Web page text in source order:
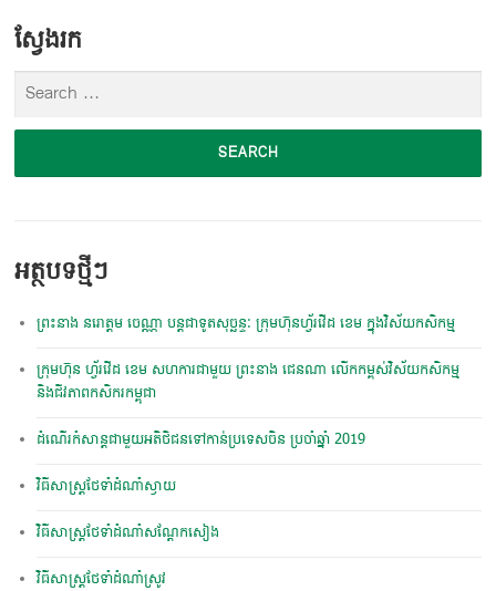
ស្វែងរក
Search for:
អត្ថបទថ្មីៗ
ព្រះនាង នរោត្តម ចេណ្ណា បន្តជាទូតសុច្ឆន្ទៈ ក្រុមហ៊ុនហ្វ័រវើដ ខេម ក្នុងវិស័យកសិកម្ម
ក្រុមហ៊ុន ហ្វ័​រ​វើ​ដ ខេ​ម សហការ​ជាមួយ ព្រះ​នាង ជេន​ណា លើកកម្ពស់​វិស័យ​កសិកម្ម
និង​ជីវភាពកសិករ​កម្ពុជា
ដំណើរកំសាន្តជាមួយអតិថិជនទៅកាន់ប្រទេសចិន ប្រចាំឆ្នាំ 2019
វិធីសាស្ត្រថែទាំដំណាំស្វាយ
វិធីសាស្ត្រថែទាំដំណាំសណ្តែកសៀង
វិធីសាស្ត្រថែទាំដំណាំស្រូវ